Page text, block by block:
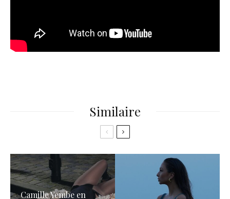
Similaire
Camille Yembe en